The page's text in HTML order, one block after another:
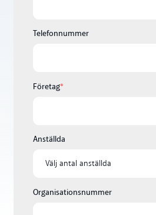
Telefonnummer
Företag*
Anställda
Organisationsnummer